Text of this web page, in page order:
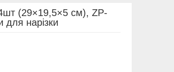
(29×19,5×5 см), ZP-
нарізки